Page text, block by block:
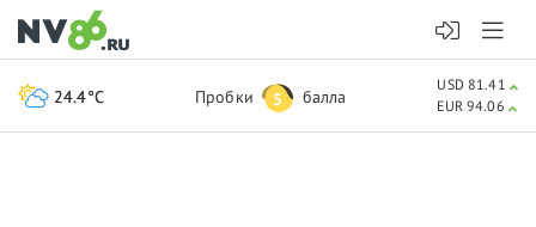
24.4°C Пробки 5 балла
USD 81.41
EUR 94.06